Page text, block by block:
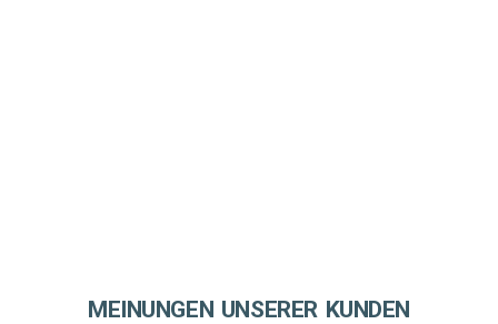
MEINUNGEN UNSERER KUNDEN